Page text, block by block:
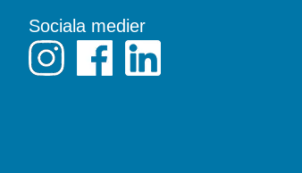
Sociala medier